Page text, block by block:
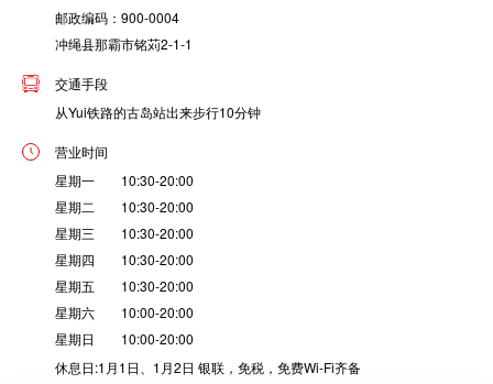
邮政编码：900-0004
冲绳县那霸市铭苅2-1-1
交通手段
从Yui铁路的古岛站出来步行10分钟
营业时间
星期一 10:30-20:00
星期二 10:30-20:00
星期三 10:30-20:00
星期四 10:30-20:00
星期五 10:30-20:00
星期六 10:00-20:00
星期日 10:00-20:00
休息日:1月1日、1月2日 银联，免税，免费Wi-Fi齐备